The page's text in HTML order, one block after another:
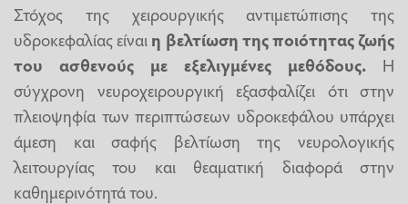
Στόχος της χειρουργικής αντιμετώπισης της
υδροκεφαλίας είναι η βελτίωση της ποιότητας ζωής
του ασθενούς με εξελιγμένες μεθόδους. Η
σύγχρονη νευροχειρουργική εξασφαλίζει ότι στην
πλειοψηφία των περιπτώσεων υδροκεφάλου υπάρχει
άμεση και σαφής βελτίωση της νευρολογικής
λειτουργίας του και θεαματική διαφορά στην
καθημερινότητά του.